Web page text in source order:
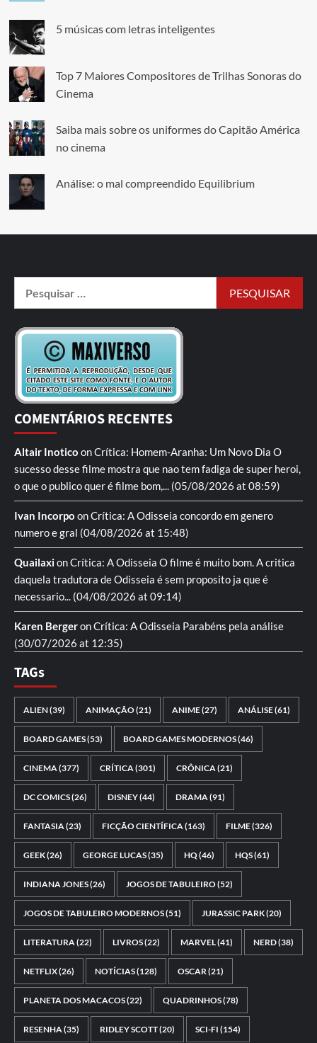
5 músicas com letras inteligentes
Top 7 Maiores Compositores de Trilhas Sonoras do
Cinema
Saiba mais sobre os uniformes do Capitão América
no cinema
Análise: o mal compreendido Equilibrium
COMENTÁRIOS RECENTES
Altair Inotico onCrítica: Homem-Aranha: Um Novo Dia O
sucesso desse filme mostra que nao tem fadiga de super heroi,
o que o publico quer é filme bom,... (05/08/2026 at 08:59)
Ivan Incorpo onCrítica: A Odisseia concordo em genero
numero e gral (04/08/2026 at 15:48)
QuailaxionCrítica: A Odisseia O filme é muito bom. A critica
daquela tradutora de Odisseia é sem proposito ja que é
necessario... (04/08/2026 at 09:14)
Karen BergeronCrítica: A Odisseia Parabéns pela análise
(30/07/2026 at 12:35)
TAGs
ALIEN(39) ANIMAÇÃO(21) ANIME(27) ANÁLISE(61)
BOARD GAMES(53) BOARD GAMES MODERNOS(46)
CINEMA(377) CRÍTICA(301) CRÔNICA(21)
DC COMICS(26) DISNEY(44) DRAMA(91)
FANTASIA(23) FICÇÃO CIENTÍFICA(163) FILME(326)
GEEK(26) GEORGE LUCAS(35) HQ(46) HQS(61)
INDIANA JONES(26) JOGOS DE TABULEIRO(52)
JOGOS DE TABULEIRO MODERNOS(51) JURASSIC PARK(20)
LITERATURA(22) LIVROS(22) MARVEL(41) NERD(38)
NETFLIX(26) NOTÍCIAS(128) OSCAR(21)
PLANETA DOS MACACOS(22) QUADRINHOS(78)
RESENHA(35) RIDLEY SCOTT(20) SCI-FI (154)